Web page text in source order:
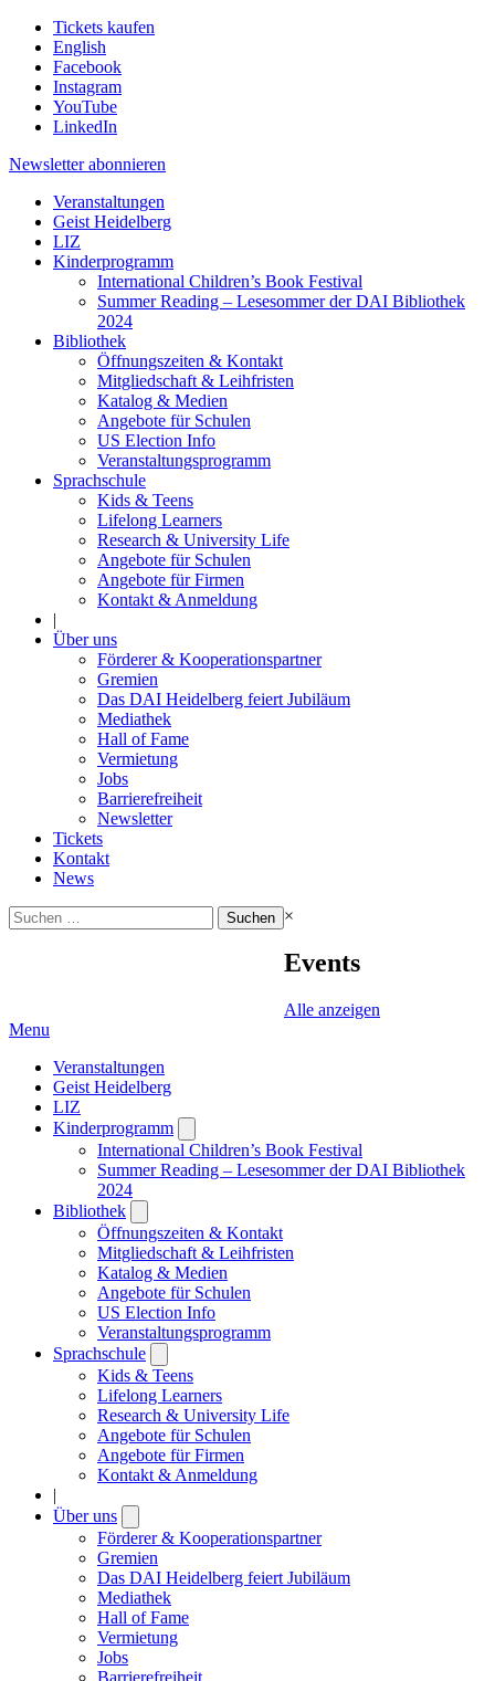
Tickets kaufen
English
Facebook
Instagram
YouTube
LinkedIn
Newsletter abonnieren
Veranstaltungen
Geist Heidelberg
LIZ
Kinderprogramm
International Children’s Book Festival
Summer Reading – Lesesommer der DAI Bibliothek
2024
Bibliothek
Öffnungszeiten & Kontakt
Mitgliedschaft & Leihfristen
Katalog & Medien
Angebote für Schulen
US Election Info
Veranstaltungsprogramm
Sprachschule
Kids & Teens
Lifelong Learners
Research & University Life
Angebote für Schulen
Angebote für Firmen
Kontakt & Anmeldung
|
Über uns
Förderer & Kooperationspartner
Gremien
Das DAI Heidelberg feiert Jubiläum
Mediathek
Hall of Fame
Vermietung
Jobs
Barrierefreiheit
Newsletter
Tickets
Kontakt
News
Suchen
nach:
×
Events
Alle anzeigen
Menu
Veranstaltungen
Geist Heidelberg
LIZ
Kinderprogramm
submenu
International Children’s Book Festival
Summer Reading – Lesesommer der DAI Bibliothek
2024
Bibliothek
submenu
Öffnungszeiten & Kontakt
Mitgliedschaft & Leihfristen
Katalog & Medien
Angebote für Schulen
US Election Info
Veranstaltungsprogramm
Sprachschule
submenu
Kids & Teens
Lifelong Learners
Research & University Life
Angebote für Schulen
Angebote für Firmen
Kontakt & Anmeldung
|
Über uns
submenu
Förderer & Kooperationspartner
Gremien
Das DAI Heidelberg feiert Jubiläum
Mediathek
Hall of Fame
Vermietung
Jobs
Barrierefreiheit